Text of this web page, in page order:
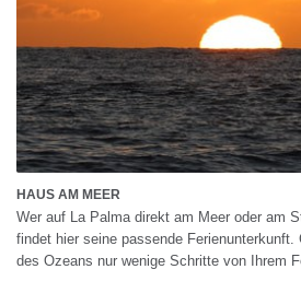
HAUS AM MEER
Wer auf La Palma direkt am Meer oder am
findet hier seine passende Ferienunterkunft.
des Ozeans nur wenige Schritte von Ihrem